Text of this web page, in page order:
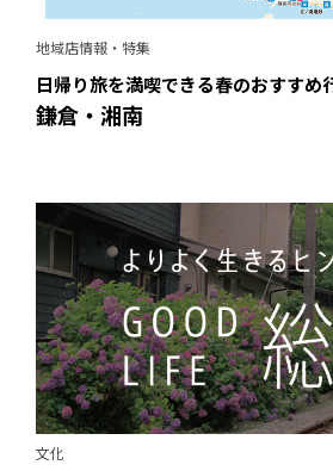
地域店情報・特集
日帰り旅を満喫できる春のおすすめ
鎌倉・湘南
文化